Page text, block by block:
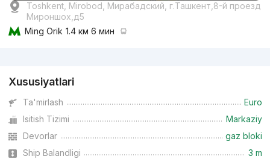
Toshkent, Mirobod, Мирабадский, г.Ташкент,8-й проезд
Мироншох,д5
Ming Orik 1.4 км 6 мин
Xususiyatlari
Ta'mirlash
Euro
Isitish Tizimi
Markaziy
Devorlar
gaz bloki
Ship Balandligi
3 m